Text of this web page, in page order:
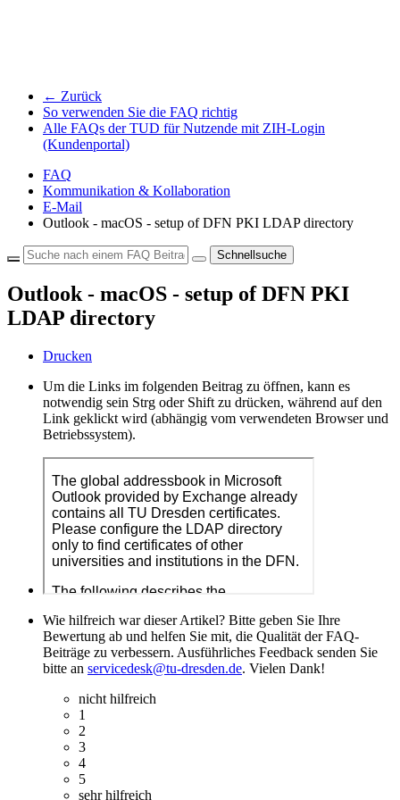
← Zurück
So verwenden Sie die FAQ richtig
Alle FAQs der TUD für Nutzende mit ZIH-Login
(Kundenportal)
FAQ
Kommunikation & Kollaboration
E-Mail
Outlook - macOS - setup of DFN PKI LDAP directory
Schnellsuche
Outlook - macOS - setup of DFN PKI
LDAP directory
Drucken
Um die Links im folgenden Beitrag zu öffnen, kann es
notwendig sein Strg oder Shift zu drücken, während auf den
Link geklickt wird (abhängig vom verwendeten Browser und
Betriebssystem).
Wie hilfreich war dieser Artikel? Bitte geben Sie Ihre
Bewertung ab und helfen Sie mit, die Qualität der FAQ-
Beiträge zu verbessern. Ausführliches Feedback senden Sie
bitte an servicedesk@tu-dresden.de. Vielen Dank!
nicht hilfreich
1
2
3
4
5
sehr hilfreich